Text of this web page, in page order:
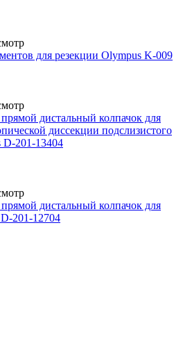
для резекции Olympus K-009
дистальный колпачок для
диссекции подслизистого
D-201-13404
дистальный колпачок для
201-12704